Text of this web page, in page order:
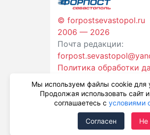
© forpostsevastopol.ru
2006 — 2026
Почта редакции:
Политика обработки
Мы используем файлы cookie для
Продолжая использовать сайт
соглашаетесь с условиями
Согласен Не